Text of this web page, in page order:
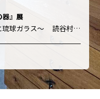
器』展
〜やちむんと琉球ガラス〜 読谷村「横田屋(ゆくたや)窯さんのやちむん(焼き物)」と、うるま市「再生ガラス工房 てとてとさんの琉球ガラス」です。 器を手にとると、温もりを感じる作品達です。 沖縄でしか見ることのできない […]